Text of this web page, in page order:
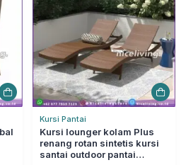
Kursi Pantai
Kursi lounger kolam Plus
renang rotan sintetis kursi
santai outdoor pantai